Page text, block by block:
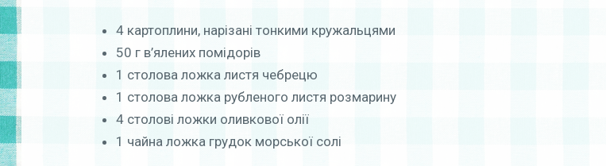
4 картоплини, нарізані тонкими кружальцями
50 г в’ялених помідорів
1 столова ложка листя чебрецю
1 столова ложка рубленого листя розмарину
4 столові ложки оливкової олії
1 чайна ложка грудок морської солі